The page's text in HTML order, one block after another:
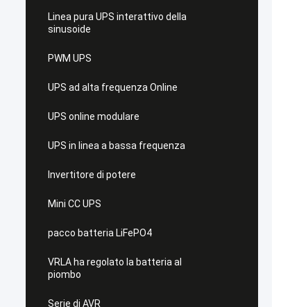
Linea pura UPS interattivo della
sinusoide
PWM UPS
UPS ad alta frequenza Online
UPS online modulare
UPS in linea a bassa frequenza
Invertitore di potere
Mini CC UPS
pacco batteria LiFePO4
VRLA ha regolato la batteria al
piombo
Serie di AVR